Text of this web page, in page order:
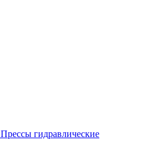
Прессы гидравлические